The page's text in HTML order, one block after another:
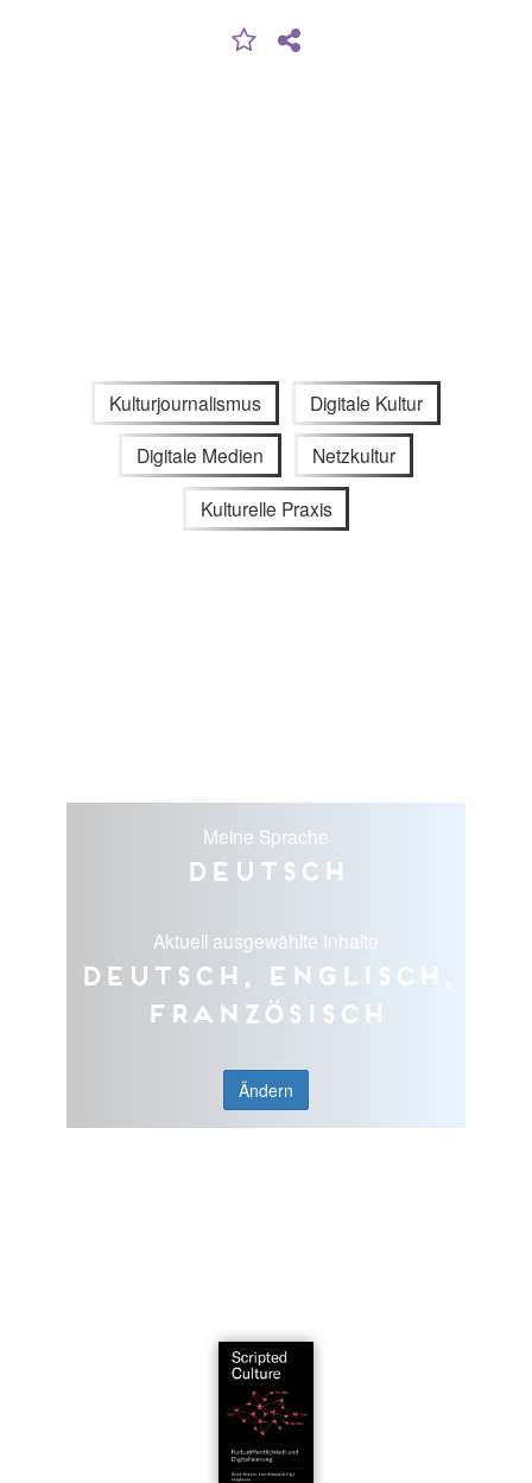
Kulturjournalismus Digitale Kultur
Digitale Medien Netzkultur
Kulturelle Praxis
Meine Sprache
Deutsch
Aktuell ausgewählte Inhalte
Deutsch, Englisch,
Französisch
Ändern